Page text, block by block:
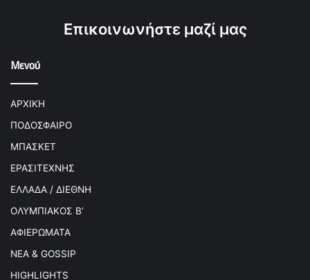
Επικοινωνήστε μαζί μας
Μενού
ΑΡΧΙΚΗ
ΠΟΔΟΣΦΑΙΡΟ
ΜΠΑΣΚΕΤ
ΕΡΑΣΙΤΕΧΝΗΣ
ΕΛΛΑΔΑ / ΔΙΕΘΝΗ
ΟΛΥΜΠΙΑΚΟΣ Β’
ΑΦΙΕΡΩΜΑΤΑ
ΝΕΑ & GOSSIP
HIGHLIGHTS